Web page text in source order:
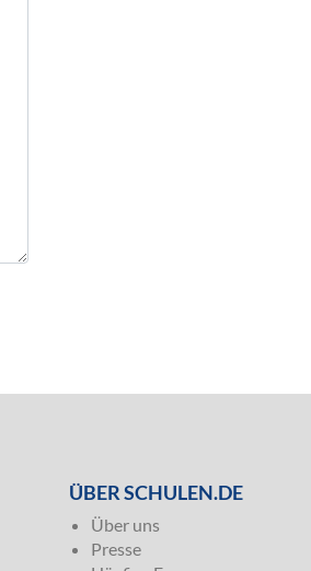
ÜBER SCHULEN.DE
Über uns
Presse